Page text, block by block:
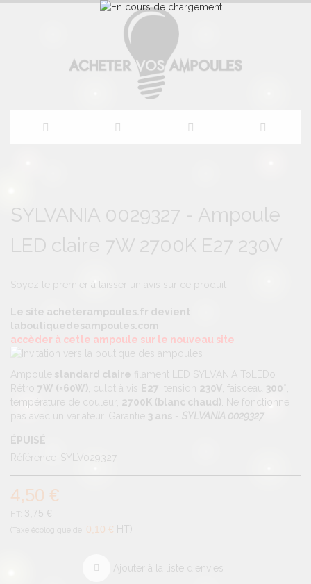
contenu
the
of
the
gallery
the
of
the
gallery
SYLVANIA 0029327 - Ampoule
LED claire 7W 2700K E27 230V
Soyez le premier à laisser un avis sur ce produit
Le site acheterampoules.fr devient
laboutiquedesampoules.com
accèder à cette ampoule sur le nouveau site
Ampoule standard claire filament LED SYLVANIA ToLEDo
Rétro 7W (=60W) , culot à vis E27 , tension 230V , faisceau 300°
température de couleur,
2700K (blanc chaud)
. Ne fonctionne
pas avec un variateur. Garantie 3 ans - SYLVANIA 0029327
ÉPUISÉ
Référence SYLV029327
4,50 €
3,75 €
0,10 € HT
Ajouter à la liste d'envies